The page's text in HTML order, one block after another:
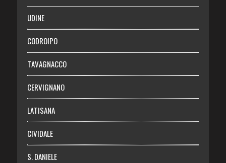
SALUTE
Necrologie
Chi siamo
Abbonati
Login
UDINE
CODROIPO
TAVAGNACCO
CERVIGNANO
LATISANA
CIVIDALE
S. DANIELE